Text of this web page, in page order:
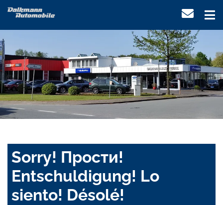
Sorry! Прости!
Entschuldigung! Lo
siento! Désolé!